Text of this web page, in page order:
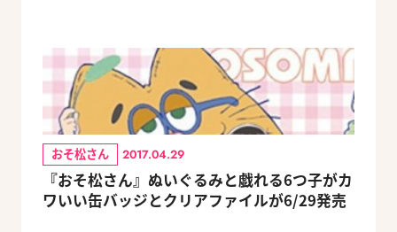
おそ松さん 2017.04.29
『おそ松さん』ぬいぐるみと戯れる6つ子がカ
ワいい缶バッジとクリアファイルが6/29発売